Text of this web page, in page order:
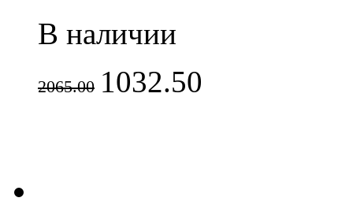
В наличии
2065.00 1032.50